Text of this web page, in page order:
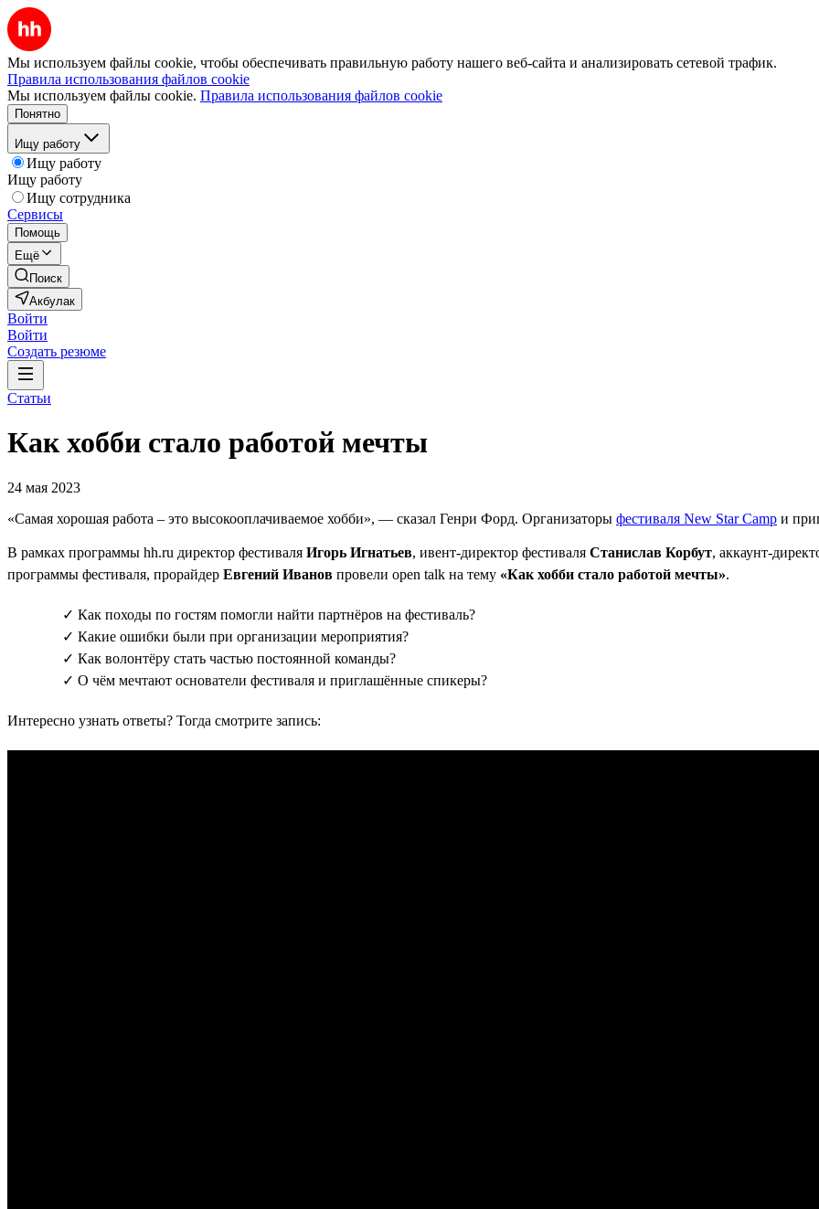
Мы используем файлы cookie, чтобы обеспечивать правильную работу нашего веб-сайта и анализировать сетевой трафик.
Правила использования файлов cookie
Мы используем файлы cookie. Правила использования файлов cookie
Понятно
Ищу работу
Ищу работу
Ищу работу
Ищу сотрудника
Сервисы
Помощь
Ещё
Поиск
Акбулак
Войти
Войти
Создать резюме
Статьи
Как хобби стало работой мечты
24 мая 2023
«Самая хорошая работа – это высокооплачиваемое хобби», — сказал Генри Форд. Организаторы фестиваля New Star Camp и
В рамках программы hh.ru директор фестиваля Игорь Игнатьев, ивент-директор фестиваля Станислав Корбут, аккаунт-
программы фестиваля, прорайдер Евгений Иванов провели open talk на тему «Как хобби стало работой мечты».
✓ Как походы по гостям помогли найти партнёров на фестиваль?
✓ Какие ошибки были при организации мероприятия?
✓ Как волонтёру стать частью постоянной команды?
✓ О чём мечтают основатели фестиваля и приглашённые спикеры?
Интересно узнать ответы? Тогда смотрите запись: